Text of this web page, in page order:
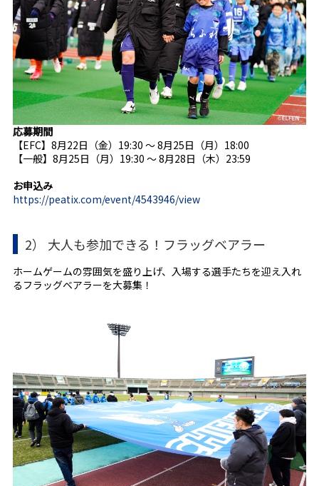
応募期間
【EFC】8月22日（金）19:30 ～ 8月25日（月）18:00
【一般】8月25日（月）19:30 ～ 8月28日（木）23:59
お申込み
https://peatix.com/event/4543946/view
2） 大人も参加できる！フラッグベアラー
ホームゲームの雰囲気を盛り上げ、入場する選手たちを迎え入れ
るフラッグベアラーを大募集！